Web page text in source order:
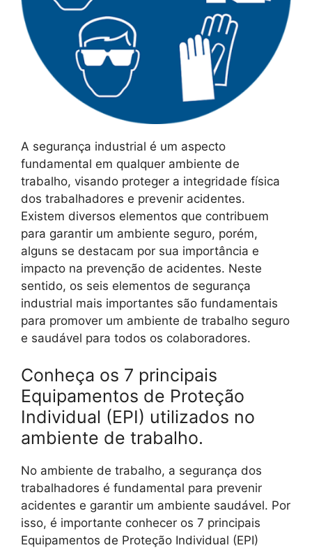
A segurança industrial é um aspecto
fundamental em qualquer ambiente de
trabalho, visando proteger a integridade física
dos trabalhadores e prevenir acidentes.
Existem diversos elementos que contribuem
para garantir um ambiente seguro, porém,
alguns se destacam por sua importância e
impacto na prevenção de acidentes. Neste
sentido, os seis elementos de segurança
industrial mais importantes são fundamentais
para promover um ambiente de trabalho seguro
e saudável para todos os colaboradores.
Conheça os 7 principais
Equipamentos de Proteção
Individual (EPI) utilizados no
ambiente de trabalho.
No ambiente de trabalho, a segurança dos
trabalhadores é fundamental para prevenir
acidentes e garantir um ambiente saudável. Por
isso, é importante conhecer os 7 principais
Equipamentos de Proteção Individual (EPI)